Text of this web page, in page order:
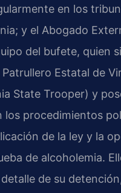
en los
y el Abogado
del bufete, quien
Estatal de
State Trooper) y
los procedimientos
de la ley y la
de alcoholemia.
de su